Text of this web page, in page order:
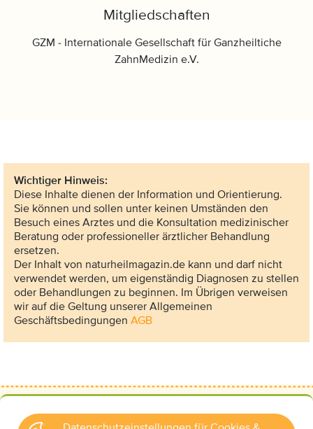
Mitgliedschaften
GZM - Internationale Gesellschaft für Ganzheiltiche
ZahnMedizin e.V.
Wichtiger Hinweis:
Diese Inhalte dienen der Information und Orientierung.
Sie können und sollen unter keinen Umständen den
Besuch eines Arztes und die Konsultation medizinischer
Beratung oder professioneller ärztlicher Behandlung
ersetzen.
Der Inhalt von naturheilmagazin.de kann und darf nicht
verwendet werden, um eigenständig Diagnosen zu stellen
oder Behandlungen zu beginnen. Im Übrigen verweisen
wir auf die Geltung unserer Allgemeinen
Geschäftsbedingungen AGB